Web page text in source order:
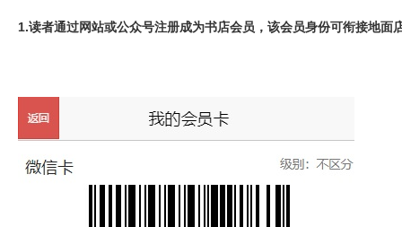
1.读者通过网站或公众号注册成为书店会员，该会员身份可衔接地